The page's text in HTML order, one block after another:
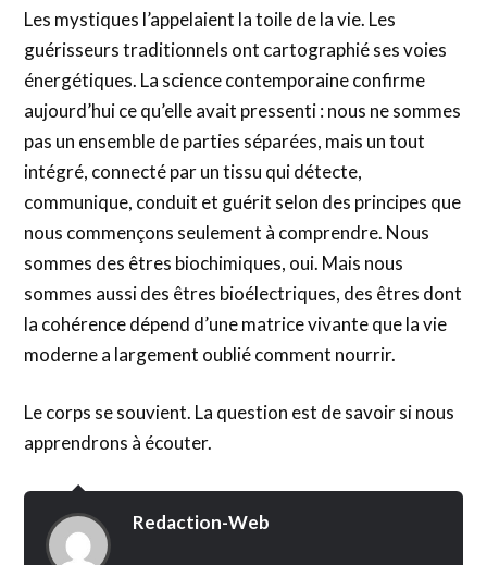
Les mystiques l’appelaient la toile de la vie. Les
guérisseurs traditionnels ont cartographié ses voies
énergétiques. La science contemporaine confirme
aujourd’hui ce qu’elle avait pressenti : nous ne sommes
pas un ensemble de parties séparées, mais un tout
intégré, connecté par un tissu qui détecte,
communique, conduit et guérit selon des principes que
nous commençons seulement à comprendre. Nous
sommes des êtres biochimiques, oui. Mais nous
sommes aussi des êtres bioélectriques, des êtres dont
la cohérence dépend d’une matrice vivante que la vie
moderne a largement oublié comment nourrir.
Le corps se souvient. La question est de savoir si nous
apprendrons à écouter.
Redaction-Web